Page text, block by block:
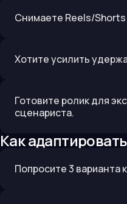
Снимаете Reels/Shorts
Хотите усилить
Готовите ролик для
сценариста.
Как
Попросите 3 варианта